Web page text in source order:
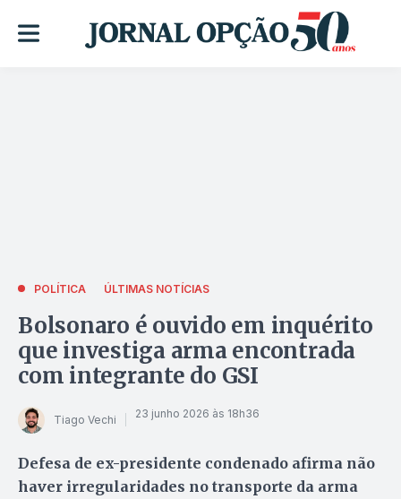
POLÍTICA ÚLTIMAS NOTÍCIAS
Bolsonaro é ouvido em inquérito
que investiga arma encontrada
com integrante do GSI
Tiago Vechi 23 junho 2026 às 18h36
Defesa de ex-presidente condenado afirma não
haver irregularidades no transporte da arma